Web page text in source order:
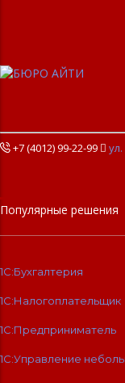
+7 (4012) 99-22-99 
Популярные решения
1С:Бухгалтерия
1С:Налогоплательщик
1С:Предприниматель
1С:Управление